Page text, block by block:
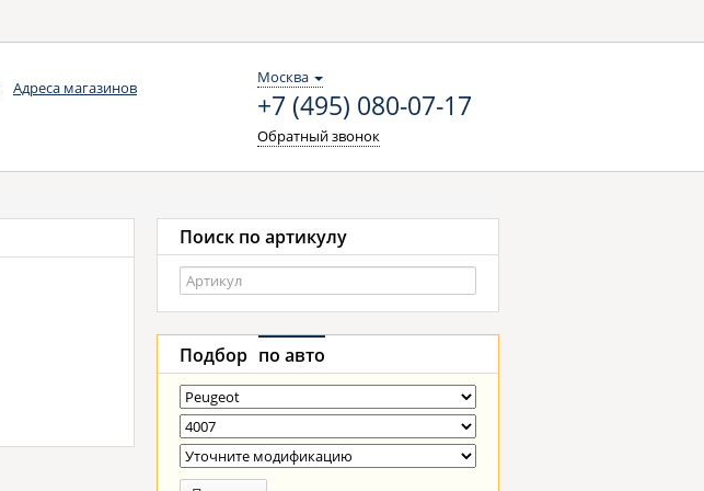
Адреса магазинов
Москва
+7 (495) 080-07-17
Обратный звонок
Поиск по артикулу
Подбор по авто